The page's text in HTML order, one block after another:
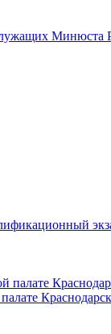
Минюста